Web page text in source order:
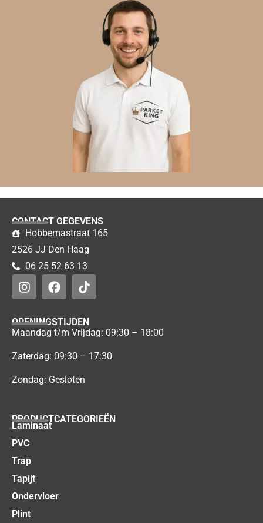
CONTACT GEGEVENS
Hobbemastraat 165
2526 JJ Den Haag
06 25 52 63 13
OPENINGSTIJDEN
Maandag t/m Vrijdag: 09:30 – 18:00
Zaterdag: 09:30 – 17:30
Zondag: Gesloten
PRODUCTCATEGORIEËN
Laminaat
PVC
Trap
Tapijt
Ondervloer
Plint